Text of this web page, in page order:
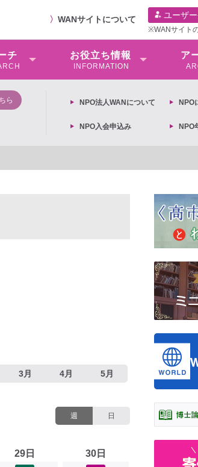
〉 WANサイトについて ユーザ
※WANサイト
チ お役⽴ち情報
INFORMATION
ア
ら NPO法⼈WANについて NPO
NPO入会申込み NPO
3月 4月 5月
週 日
29日 30日